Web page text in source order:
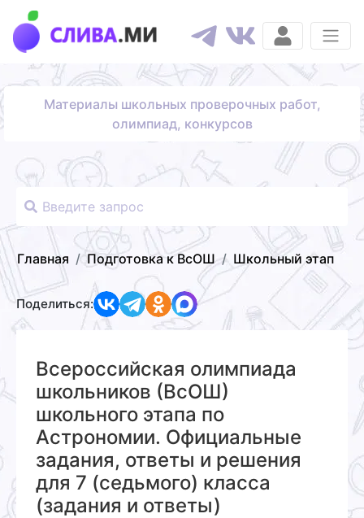
Материалы школьных проверочных работ,
олимпиад, конкурсов
Главная Подготовка к ВсОШ Школьный этап
Поделиться:
Всероссийская олимпиада
школьников (ВсОШ)
школьного этапа по
Астрономии. Официальные
задания, ответы и решения
для 7 (седьмого) класса
(задания и ответы)